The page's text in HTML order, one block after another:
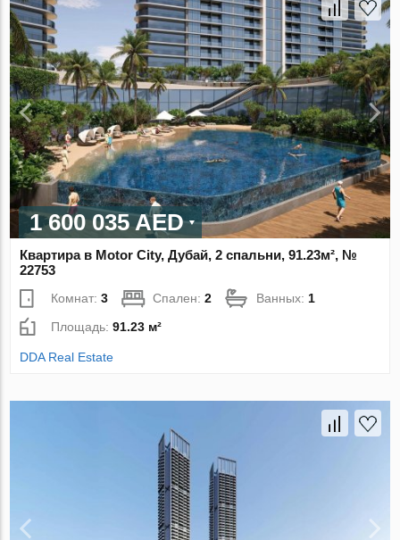
1 600 035 AED
Квартира в Motor City, Дубай, 2 спальни, 91.23м², №
22753
Комнат:3 Спален:2 Ванных: 1
Площадь:91.23 м²
DDA Real Estate